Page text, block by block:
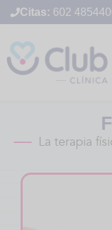
Citas: 602
La terapia